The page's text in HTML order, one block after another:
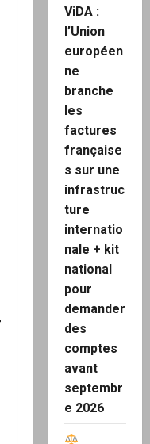
ViDA :
l’Union
européen
ne
branche
les
factures
française
s sur une
infrastruc
ture
internatio
nale + kit
national
pour
demander
des
comptes
avant
septembr
e 2026